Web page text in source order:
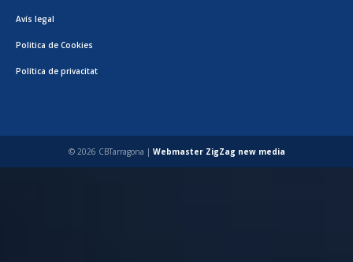
Avís legal
Politica de Cookies
Política de privacitat
© 2026 CBTarragona | Webmaster ZigZag new media